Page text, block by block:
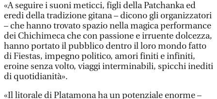
«A seguire i suoni meticci, figli della Patchanka ed
eredi della tradizione gitana – dicono gli organizzatori
– che hanno trovato spazio nella magica performance
dei Chichimeca che con passione e irruente dolcezza,
hanno portato il pubblico dentro il loro mondo fatto
di Fiestas, impegno politico, amori finiti e infiniti,
eroine senza volto, viaggi interminabili, spicchi inediti
di quotidianità».
«Il litorale di Platamona ha un potenziale enorme –